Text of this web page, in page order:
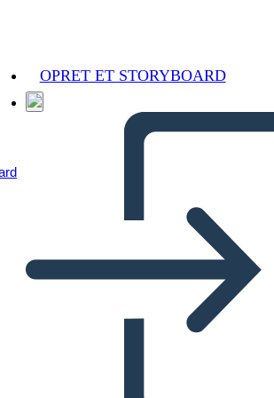
OPRET ET STORYBOARD